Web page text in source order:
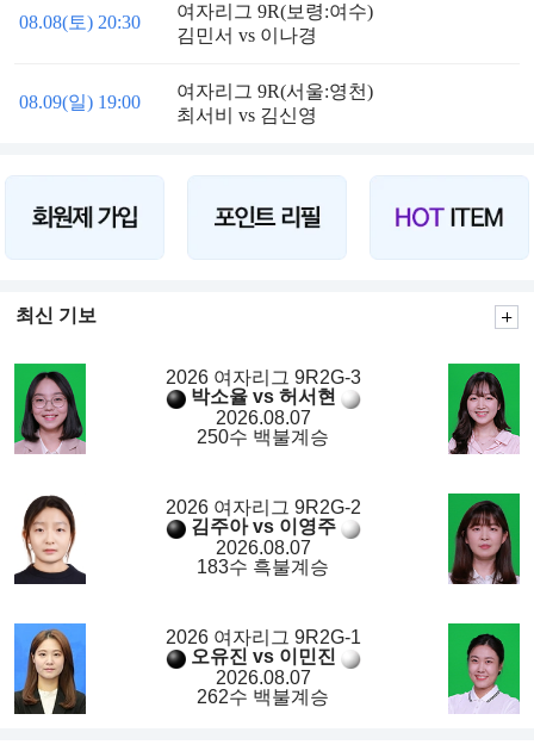
08.08(토) 20:30
여자리그 9R(보령:여수)
김민서 vs 이나경
08.09(일) 19:00
여자리그 9R(서울:영천)
최서비 vs 김신영
최신 기보
2026 여자리그 9R2G-3
박소율 vs 허서현
2026.08.07
250수 백불계승
2026 여자리그 9R2G-2
김주아 vs 이영주
2026.08.07
183수 흑불계승
2026 여자리그 9R2G-1
오유진 vs 이민진
2026.08.07
262수 백불계승